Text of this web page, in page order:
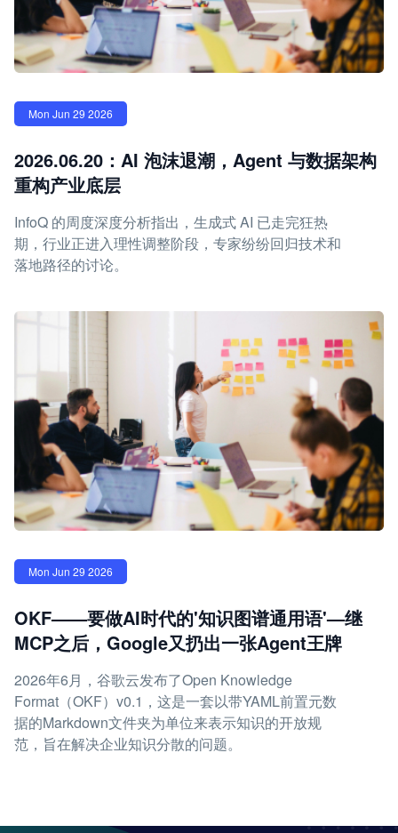
Mon Jun 29 2026
2026.06.20：AI 泡沫退潮，Agent 与数据架构
重构产业底层
InfoQ 的周度深度分析指出，生成式 AI 已走完狂热
期，行业正进入理性调整阶段，专家纷纷回归技术和
落地路径的讨论。
Mon Jun 29 2026
OKF——要做AI时代的'知识图谱通用语'—继
MCP之后，Google又扔出一张Agent王牌
2026年6月，谷歌云发布了Open Knowledge
Format（OKF）v0.1，这是一套以带YAML前置元数
据的Markdown文件夹为单位来表示知识的开放规
范，旨在解决企业知识分散的问题。